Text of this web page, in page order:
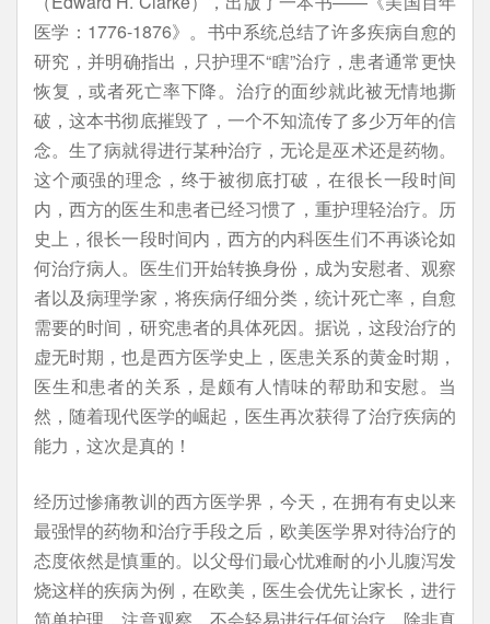
医学：1776-1876》。书中系统总结了许多疾病自愈的
研究，并明确指出，只护理不“瞎”治疗，患者通常更快
恢复，或者死亡率下降。治疗的面纱就此被无情地撕
破，这本书彻底摧毁了，一个不知流传了多少万年的信
念。生了病就得进行某种治疗，无论是巫术还是药物。
这个顽强的理念，终于被彻底打破，在很长一段时间
内，西方的医生和患者已经习惯了，重护理轻治疗。历
史上，很长一段时间内，西方的内科医生们不再谈论如
何治疗病人。医生们开始转换身份，成为安慰者、观察
者以及病理学家，将疾病仔细分类，统计死亡率，自愈
需要的时间，研究患者的具体死因。据说，这段治疗的
虚无时期，也是西方医学史上，医患关系的黄金时期，
医生和患者的关系，是颇有人情味的帮助和安慰。当
然，随着现代医学的崛起，医生再次获得了治疗疾病的
能力，这次是真的！
经历过惨痛教训的西方医学界，今天，在拥有有史以来
最强悍的药物和治疗手段之后，欧美医学界对待治疗的
态度依然是慎重的。以父母们最心忧难耐的小儿腹泻发
烧这样的疾病为例，在欧美，医生会优先让家长，进行